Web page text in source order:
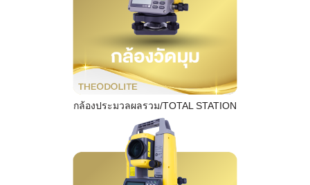
กล้องประมวลผลรวม/TOTAL STATION